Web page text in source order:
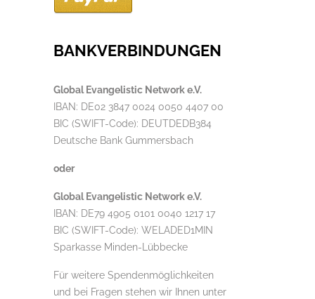
BANKVERBINDUNGEN
Global Evangelistic Network e.V.
IBAN: DE02 3847 0024 0050 4407 00
BIC (SWIFT-Code): DEUTDEDB384
Deutsche Bank Gummersbach
oder
Global Evangelistic Network e.V.
IBAN: DE79 4905 0101 0040 1217 17
BIC (SWIFT-Code): WELADED1MIN
Sparkasse Minden-Lübbecke
Für weitere Spendenmöglichkeiten
und bei Fragen stehen wir Ihnen unter